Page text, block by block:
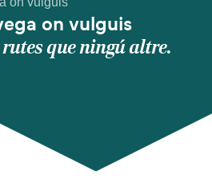
on vulguis
rutes que ningú altre.